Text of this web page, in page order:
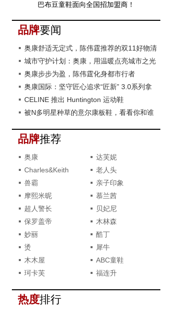
巴布豆童鞋面向全国招加盟商！
品牌要闻
奥康舒适无定式，陈伟霆推荐的双11好物清
单来了
城市守护计划：奥康，用温暖点亮城市之光
奥康步步为盈，陈伟霆化身都市行者
奥康国际：坚守匠心追求“匠新” 3.0系列拿
捏多种穿着场景
CELINE 推出 Huntington 运动鞋
被N多明星种草的意尔康板鞋，看看你和谁
品牌推荐
奥康
达芙妮
Charles&Keith
老人头
兽霸
亲子印象
摩熙米昵
慕兰茜
超人警长
贝妃尼
保罗盖帝
木林森
妙丽
酷丁
烫
犀牛
木木屋
ABC童鞋
珂卡芙
福连升
热度排行